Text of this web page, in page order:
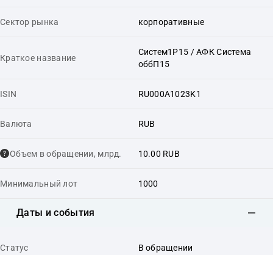
Сектор рынка корпоративные
Краткое название
Систем1P15 / АФК Система
оббП15
ISIN RU000A1023K1
Валюта RUB
Объем в обращении, млрд. 10.00 RUB
Минимальный лот 1000
Даты и события
Статус В обращении